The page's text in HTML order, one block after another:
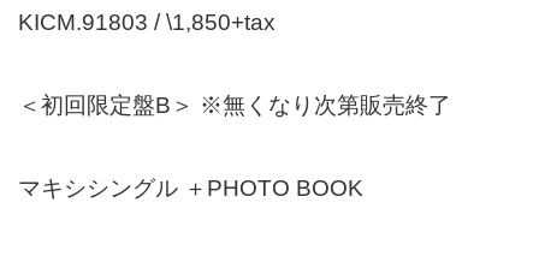
KICM.91803 / \1,850+tax
＜初回限定盤B＞ ※無くなり次第販売終了
マキシシングル ＋PHOTO BOOK